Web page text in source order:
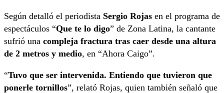
Según detalló el periodista Sergio Rojas en el programa de
espectáculos “Que te lo digo” de Zona Latina, la cantante
sufrió una compleja fractura tras caer desde una altura
de 2 metros y medio, en “Ahora Caigo”.
“Tuvo que ser intervenida. Entiendo que tuvieron que
ponerle tornillos”, relató Rojas, quien también señaló que